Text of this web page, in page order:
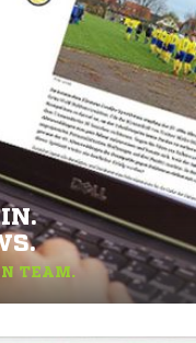
TEAM.